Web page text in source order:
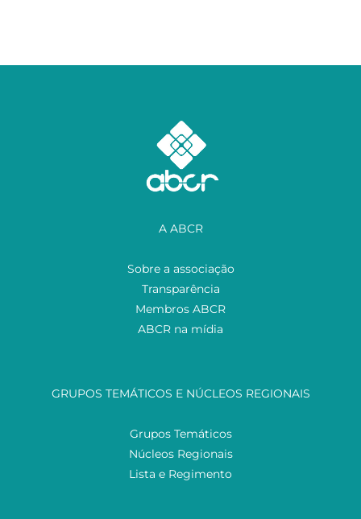
A ABCR
Sobre a associação
Transparência
Membros ABCR
ABCR na mídia
GRUPOS TEMÁTICOS E NÚCLEOS REGIONAIS
Grupos Temáticos
Núcleos Regionais
Lista e Regimento